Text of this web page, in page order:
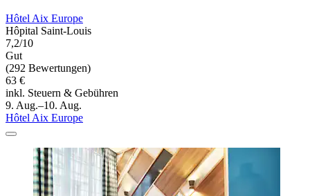
Hôtel Aix Europe
Hôpital Saint-Louis
7,2/10
Gut
(292 Bewertungen)
63 €
inkl. Steuern & Gebühren
9. Aug.–10. Aug.
Hôtel Aix Europe